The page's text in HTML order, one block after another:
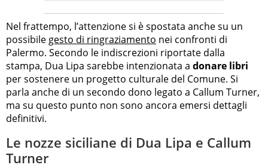
Nel frattempo, l’attenzione si è spostata anche su un
possibile gesto di ringraziamento nei confronti di
Palermo. Secondo le indiscrezioni riportate dalla
stampa, Dua Lipa sarebbe intenzionata a donare libri
per sostenere un progetto culturale del Comune. Si
parla anche di un secondo dono legato a Callum Turner,
ma su questo punto non sono ancora emersi dettagli
definitivi.
Le nozze siciliane di Dua Lipa e Callum
Turner